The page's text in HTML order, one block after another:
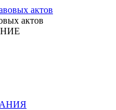
актов